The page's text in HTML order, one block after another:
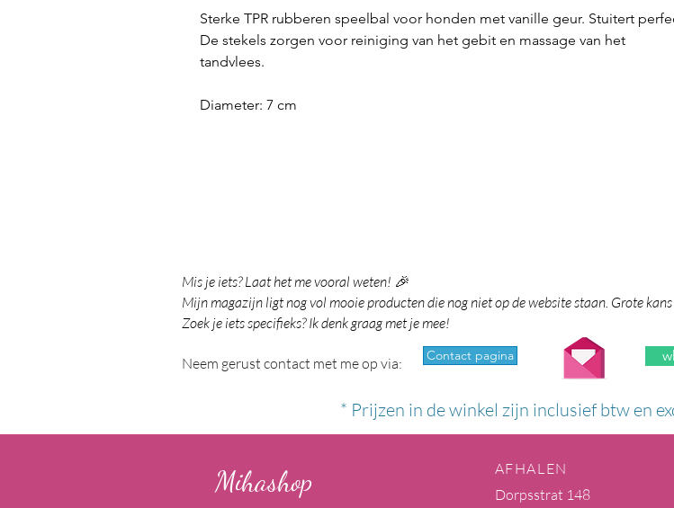
Sterke TPR rubberen speelbal voor honden met vanille geur. Stuitert
De stekels zorgen voor reiniging van het gebit en massage van het
tandvlees.
Diameter: 7 cm
Mis je iets? Laat het me vooral weten! 🎉
Mijn magazijn ligt nog vol mooie producten die nog niet op de website staan. Grote
Zoek je iets specifieks? Ik denk graag met je mee!
Neem gerust contact met me op via: Contact pagina
* Prijzen in de winkel zijn inclusief btw en
Mihashop
AFHALEN
Dorpsstrat 148